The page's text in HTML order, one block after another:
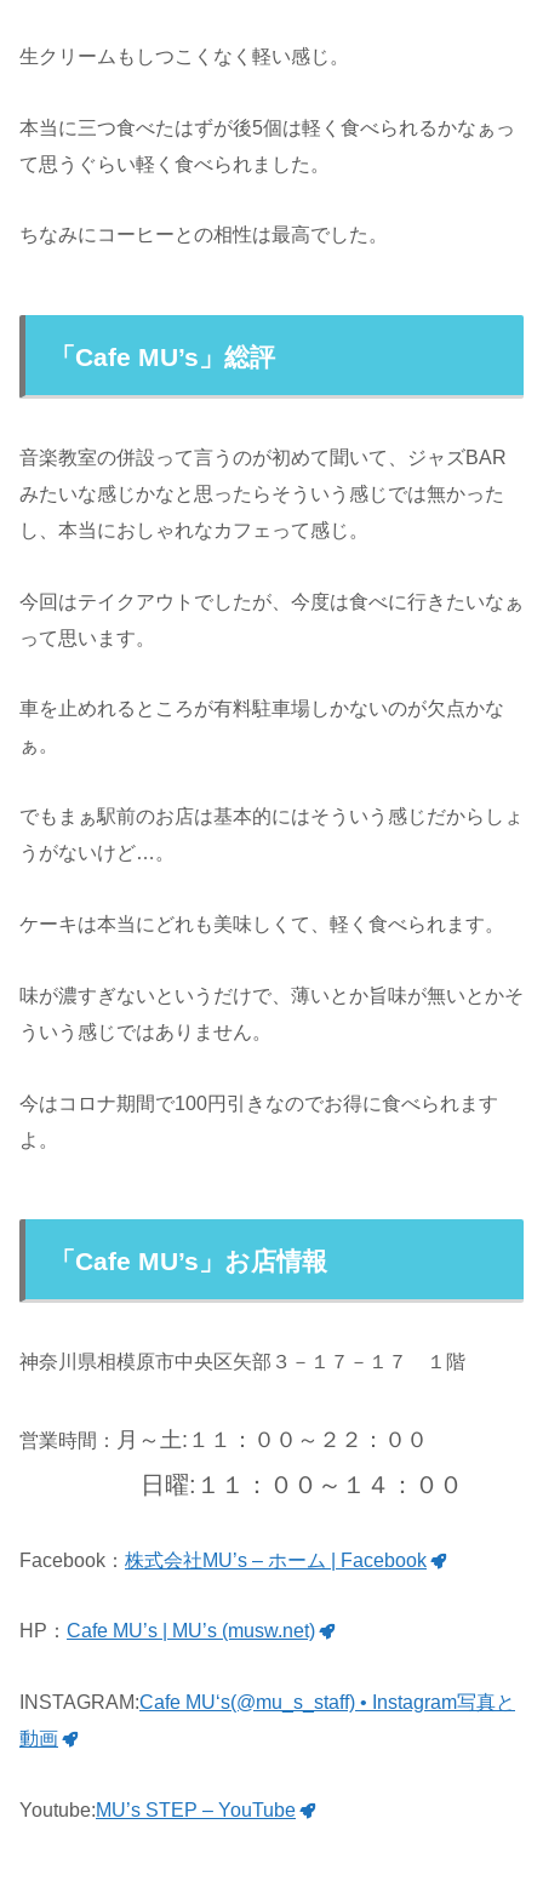
生クリームもしつこくなく軽い感じ。
本当に三つ食べたはずが後5個は軽く食べられるかなぁっ
て思うぐらい軽く食べられました。
ちなみにコーヒーとの相性は最高でした。
「Cafe MU’s」総評
音楽教室の併設って言うのが初めて聞いて、ジャズBAR
みたいな感じかなと思ったらそういう感じでは無かった
し、本当におしゃれなカフェって感じ。
今回はテイクアウトでしたが、今度は食べに行きたいなぁ
って思います。
車を止めれるところが有料駐車場しかないのが欠点かな
ぁ。
でもまぁ駅前のお店は基本的にはそういう感じだからしょ
うがないけど…。
ケーキは本当にどれも美味しくて、軽く食べられます。
味が濃すぎないというだけで、薄いとか旨味が無いとかそ
ういう感じではありません。
今はコロナ期間で100円引きなのでお得に食べられます
よ。
「Cafe MU’s」お店情報
神奈川県相模原市中央区矢部３－１７－１７ １階
営業時間： 月～土:１１：００～２２：００
日曜:１１：００～１４：００
Facebook： 株式会社MU’s – ホーム | Facebook
HP： Cafe MU’s | MU’s (musw.net)
INSTAGRAM:Cafe MU‘s(@mu_s_staff) • Instagram写真と
動画
Youtube:MU’s STEP – YouTube